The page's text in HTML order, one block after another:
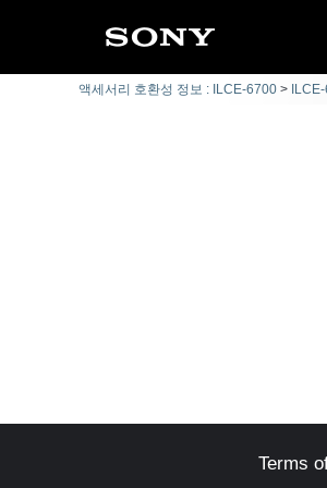
액세서리 호환성 정보 : ILCE-6700
Terms